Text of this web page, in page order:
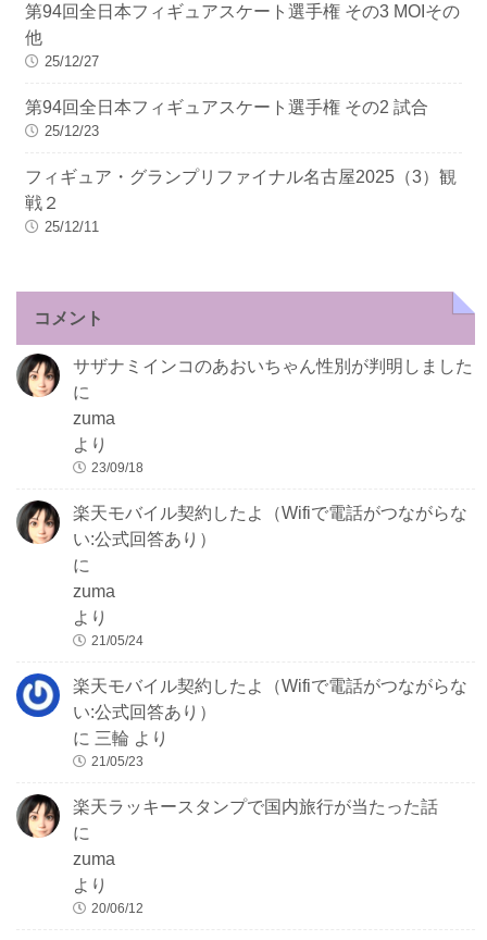
第94回全日本フィギュアスケート選手権 その3 MOIその
他
25/12/27
第94回全日本フィギュアスケート選手権 その2 試合
25/12/23
フィギュア・グランプリファイナル名古屋2025（3）観
戦２
25/12/11
コメント
サザナミインコのあおいちゃん性別が判明しました
に
zuma
より
23/09/18
楽天モバイル契約したよ（Wifiで電話がつながらな
い:公式回答あり）
に
zuma
より
21/05/24
楽天モバイル契約したよ（Wifiで電話がつながらな
い:公式回答あり）
に三輪 より
21/05/23
楽天ラッキースタンプで国内旅行が当たった話
に
zuma
より
20/06/12